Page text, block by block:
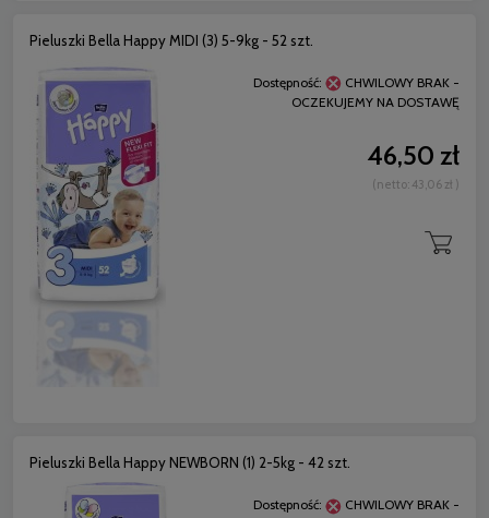
Pieluszki Bella Happy MIDI (3) 5-9kg - 52 szt.
Dostępność:
CHWILOWY BRAK -
OCZEKUJEMY NA DOSTAWĘ
46,50 zł
(netto: 43,06 zł )
Pieluszki Bella Happy NEWBORN (1) 2-5kg - 42 szt.
Dostępność:
CHWILOWY BRAK -